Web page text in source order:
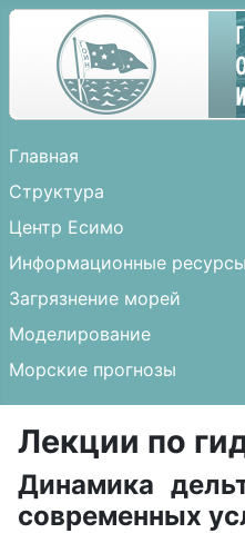
Главная
Структура
Центр Есимо
Информационные ресурсы
Загрязнение морей
Моделирование
Морские прогнозы
Лекции по
Динамика
современных